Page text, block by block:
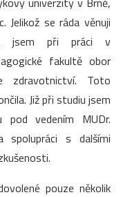
se ráda věnuji
jsem při práci v
fakultě obor
zdravotnictví. Toto
Již při studiu jsem
vedením MUDr.
spolupráci s dalšími
pouze několik